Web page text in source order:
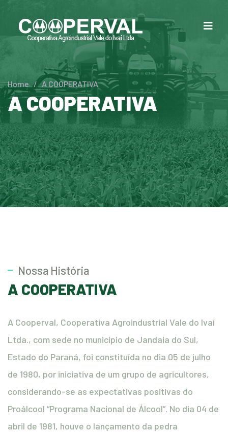
Home / A COOPERATIVA
A COOPERATIVA
Nossa História
A COOPERATIVA
A Cooperval, Cooperativa Agroindustrial Vale do Ivaí
Ltda., com sede no município de Jandaia do Sul,
Estado do Paraná, foi constituída no dia 05 de julho
de 1980, por iniciativa de um grupo de agricultores,
considerando-se as expectativas positivas do
Proálcool “Programa Nacional de Álcool”. No dia 04 de
abril de 1981, houve o lançamento da pedra